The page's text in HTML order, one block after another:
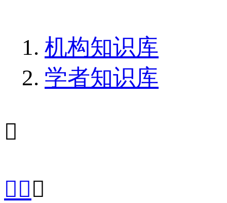
机构知识库
学者知识库

